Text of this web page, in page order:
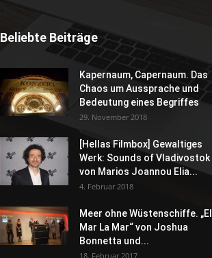
Beliebte Beiträge
Kapernaum, Capernaum. Das
Chaos um Aussprache und
Bedeutung eines Begriffes
29. November 2018
[Hellas Filmbox] Gewaltiges
Werk: Sounds of Vladivostok
von Marios Joannou Elia...
4. Februar 2018
Meer ohne Wüstenschiffe. „El
Mar La Mar“ von Joshua
Bonnetta und...
18. Februar 2017